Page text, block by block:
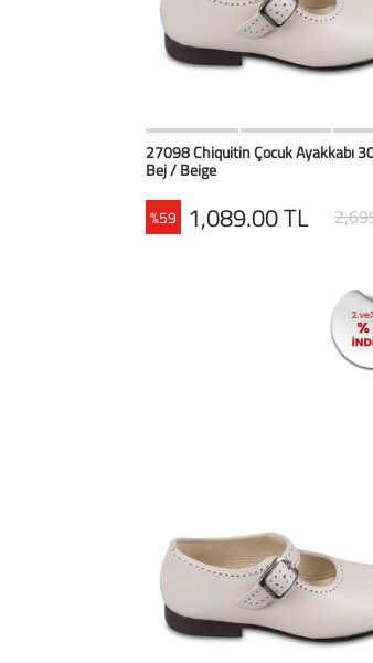
HIZLI BAK
27098 Chiquitin Çocuk Ayakkabı
Bej / Beige
%59 1,089.00 TL